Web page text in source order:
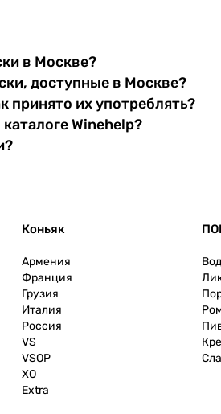
в Москве?
доступные в Москве?
принято их употреблять?
Winehelp?
Коньяк
Армения
Франция
Грузия
Италия
Россия
VS
VSOP
XO
Extra